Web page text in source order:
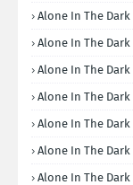
Alone In The Dark
Alone In The Dark
Alone In The Dark
Alone In The Dark
Alone In The
Alone In The Dark
Alone In The